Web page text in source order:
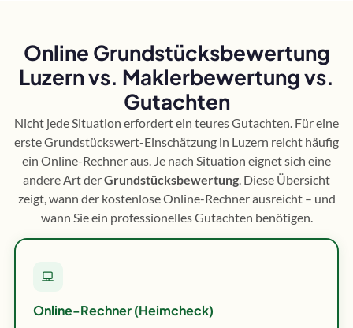
Online Grundstücksbewertung
Luzern vs. Maklerbewertung vs.
Gutachten
Nicht jede Situation erfordert ein teures Gutachten. Für eine
erste Grundstückswert-Einschätzung in Luzern reicht häufig
ein Online-Rechner aus. Je nach Situation eignet sich eine
andere Art derGrundstücksbewertung . Diese Übersicht
zeigt, wann der kostenlose Online-Rechner ausreicht – und
wann Sie ein professionelles Gutachten benötigen.
Online-Rechner (Heimcheck)